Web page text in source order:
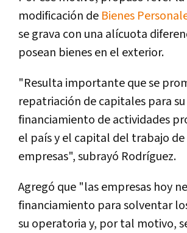
modificación de Bienes
se grava con una alícuota
posean bienes en el exterior.
"Resulta importante que se
repatriación de capitales para
financiamiento de actividades
el país y el capital del trabajo de
empresas", subrayó Rodríguez.
Agregó que "las empresas hoy
financiamiento para solventar
su operatoria y, por tal motivo,